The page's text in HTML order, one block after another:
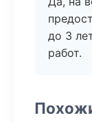
до 3
работ.